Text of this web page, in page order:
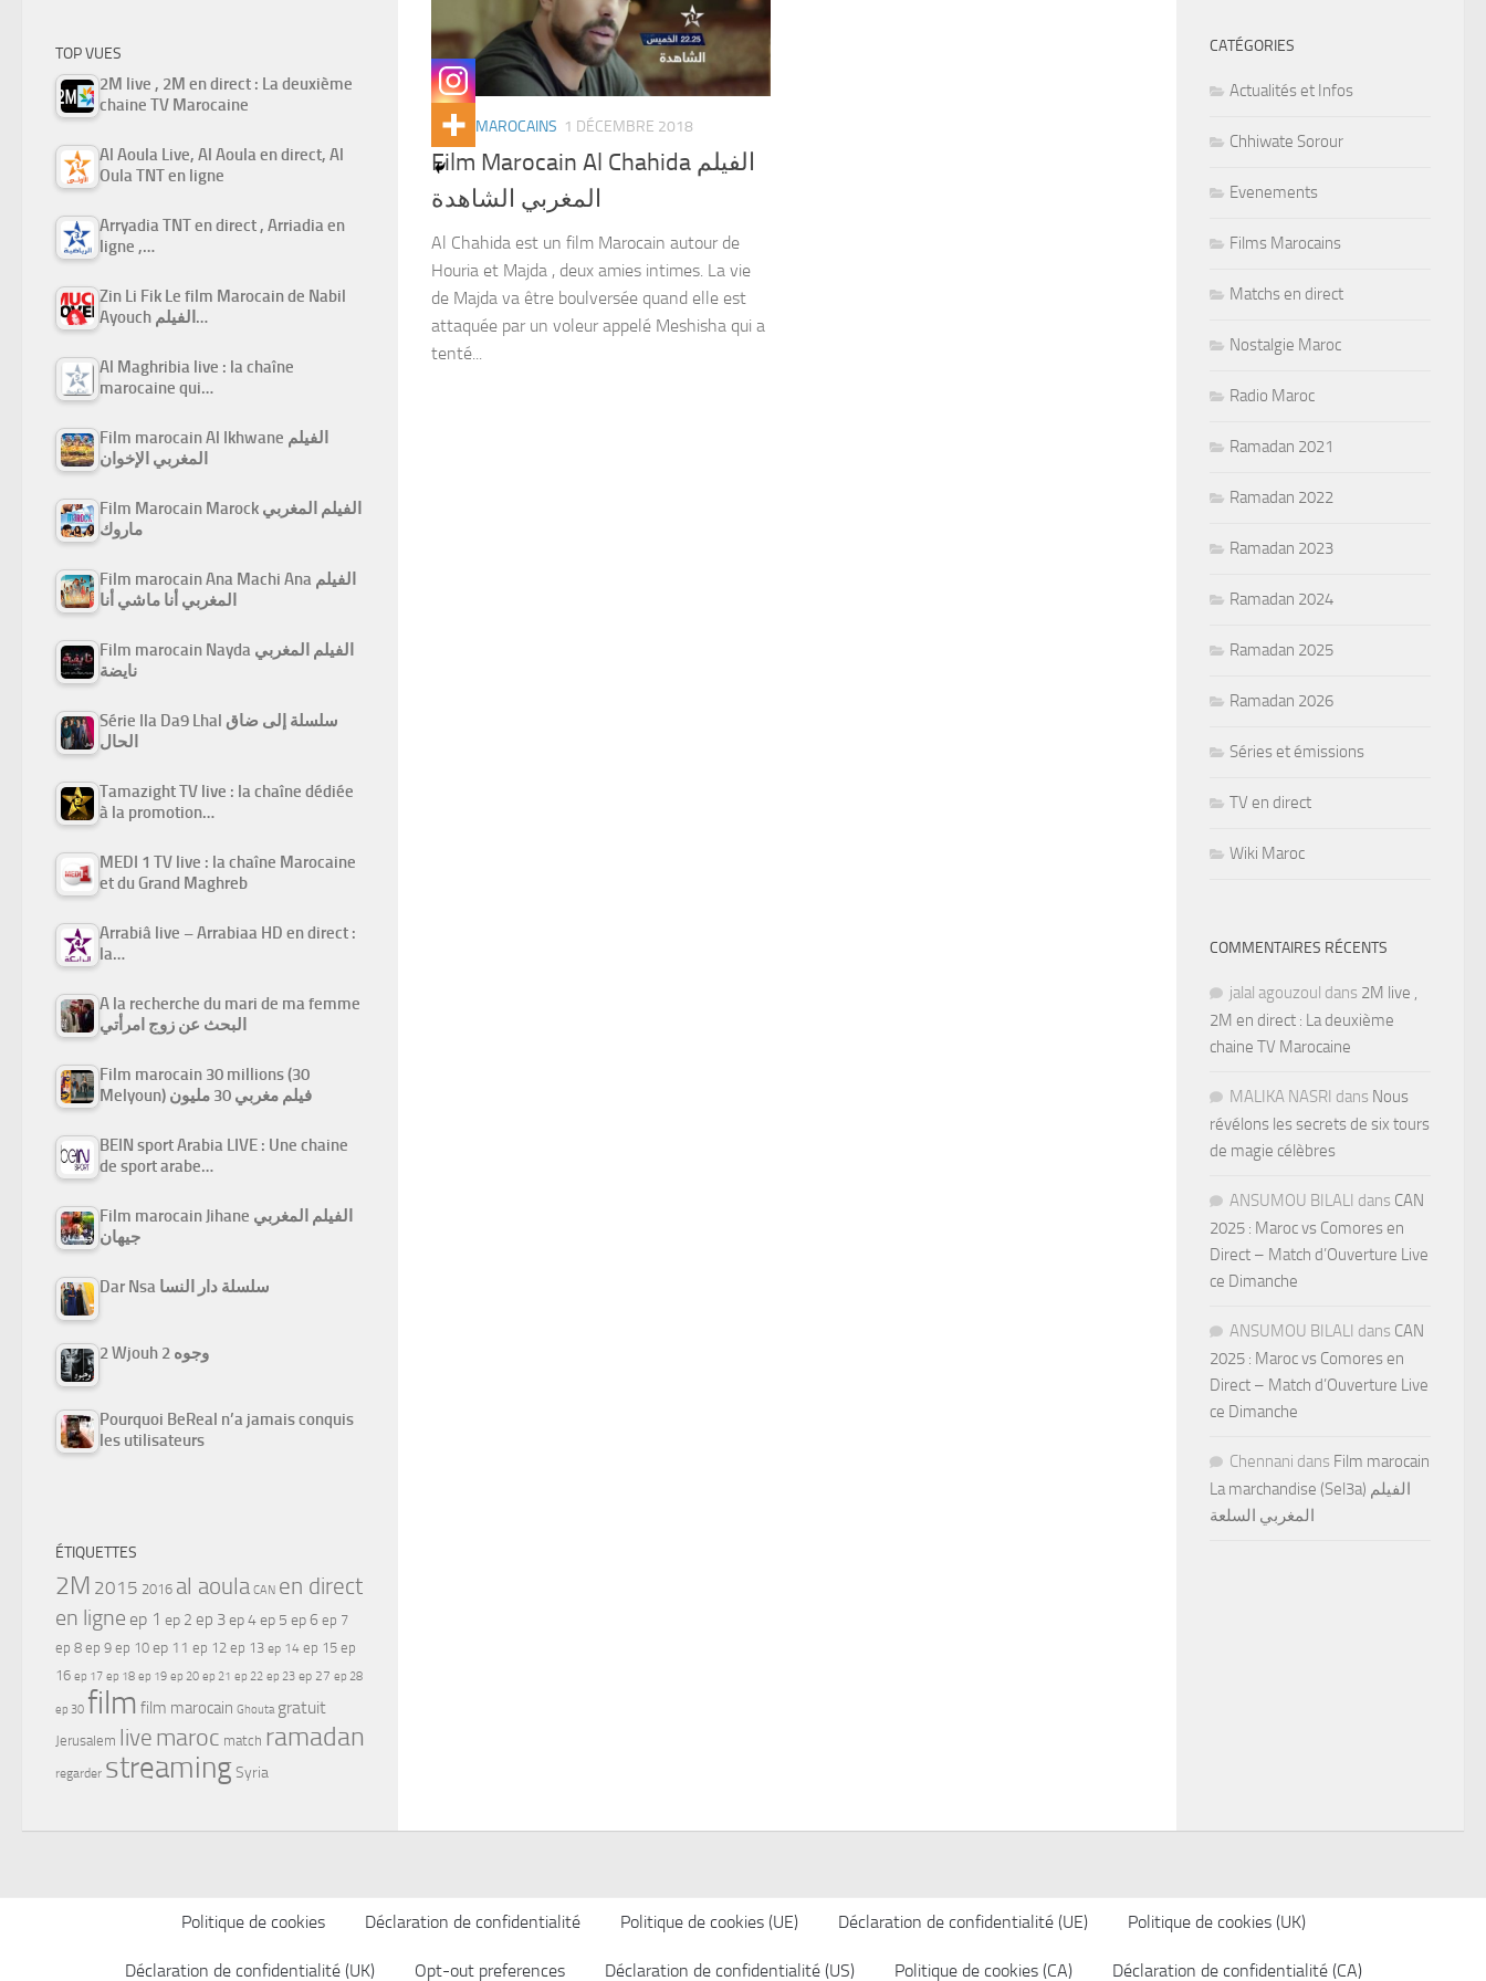
FILMS MAROCAINS 1 DÉCEMBRE 2018
Film Marocain Al Chahida الفيلم
المغربي الشاهدة
Al Chahida est un film Marocain autour de
Houria et Majda , deux amies intimes. La vie
de Majda va être boulversée quand elle est
attaquée par un voleur appelé Meshisha qui a
tenté...
TOP VUES
2M live , 2M en direct : La deuxième
chaine TV Marocaine
Al Aoula Live, Al Aoula en direct, Al
Oula TNT en ligne
Arryadia TNT en direct , Arriadia en
ligne ,…
Zin Li Fik Le film Marocain de Nabil
Ayouch الفيلم…
Al Maghribia live : la chaîne
marocaine qui…
Film marocain Al Ikhwane الفيلم
المغربي الإخوان
Film Marocain Marock الفيلم المغربي
ماروك
Film marocain Ana Machi Ana الفيلم
المغربي أنا ماشي أنا
Film marocain Nayda الفيلم المغربي
نايضة
Série Ila Da9 Lhal سلسلة إلى ضاق
الحال
Tamazight TV live : la chaîne dédiée
à la promotion…
MEDI 1 TV live : la chaîne Marocaine
et du Grand Maghreb
Arrabiâ live – Arrabiaa HD en direct :
la…
A la recherche du mari de ma femme
البحث عن زوج امرأتي
Film marocain 30 millions (30
Melyoun) فيلم مغربي 30 مليون
BEIN sport Arabia LIVE : Une chaine
de sport arabe…
Film marocain Jihane الفيلم المغربي
جيهان
Dar Nsa سلسلة دار النسا
2 Wjouh 2 وجوه
Pourquoi BeReal n’a jamais conquis
les utilisateurs
ÉTIQUETTES
2M 2015 2016 al aoula CAN en direct
en ligne ep 1 ep 2 ep 3ep 4ep 5 ep 6 ep 7
ep 8 ep 9 ep 10 ep 11 ep 12 ep 13 ep 14 ep 15 ep
16 ep 17 ep 18 ep 19 ep 20 ep 21 ep 22 ep 23 ep 27 ep 28
ep 30 film film marocain Ghouta gratuit
Jerusalem live maroc match ramadan
regarder streamingSyria
CATÉGORIES
Actualités et Infos
Chhiwate Sorour
Evenements
Films Marocains
Matchs en direct
Nostalgie Maroc
Radio Maroc
Ramadan 2021
Ramadan 2022
Ramadan 2023
Ramadan 2024
Ramadan 2025
Ramadan 2026
Séries et émissions
TV en direct
Wiki Maroc
COMMENTAIRES RÉCENTS
jalal agouzoul dans 2M live ,
2M en direct : La deuxième
chaine TV Marocaine
MALIKA NASRI dans Nous
révélons les secrets de six tours
de magie célèbres
ANSUMOU BILALI dans CAN
2025 : Maroc vs Comores en
Direct – Match d’Ouverture Live
ce Dimanche
ANSUMOU BILALI dans CAN
2025 : Maroc vs Comores en
Direct – Match d’Ouverture Live
ce Dimanche
Chennani dans Film marocain
La marchandise (Sel3a) الفيلم
المغربي السلعة
Politique de cookies Déclaration de confidentialité Politique de cookies (UE) Déclaration de confidentialité (UE) Politique de cookies (UK)
Déclaration de confidentialité (UK) Opt-out preferences Déclaration de confidentialité (US) Politique de cookies (CA) Déclaration de confidentialité (CA)